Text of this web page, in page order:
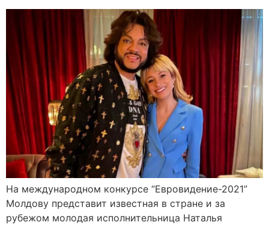
На международном конкурсе “Евровидение-2021”
Молдову представит известная в стране и за
рубежом молодая исполнительница Наталья